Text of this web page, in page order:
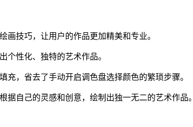
技巧，让用户的作品更加精美和专业。
个性化、独特的艺术作品。
，省去了手动开启调色盘选择颜色的繁琐步骤。
自己的灵感和创意，绘制出独一无二的艺术作品。